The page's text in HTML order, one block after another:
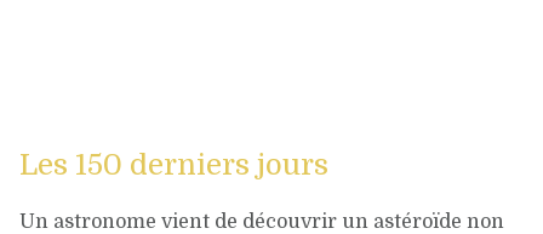
Les 150 derniers jours
Un astronome vient de découvrir un astéroïde non